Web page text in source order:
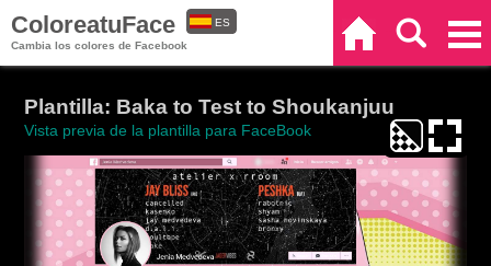
ColoreatuFace
Cambia los colores de Facebook
ES
Plantilla: Baka to Test to Shoukanjuu
Vista previa de la plantilla para FaceBook